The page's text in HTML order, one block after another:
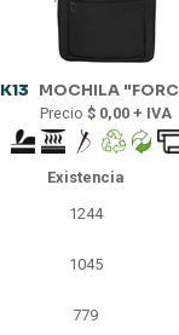
K13 MOCHILA
Precio $ 0,00 + IVA
Existencia
1244
1045
779